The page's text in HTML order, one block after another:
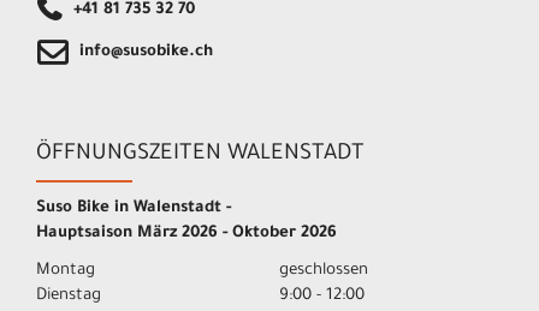
+41 81 735 32 70
info@susobike.ch
ÖFFNUNGSZEITEN WALENSTADT
Suso Bike in Walenstadt -
Hauptsaison März 2026 - Oktober 2026
Montag
geschlossen
Dienstag
9:00 - 12:00